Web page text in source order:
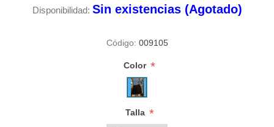
Disponibilidad: Sin existencias (Agotado)
Código: 009105
Color *
Talla *